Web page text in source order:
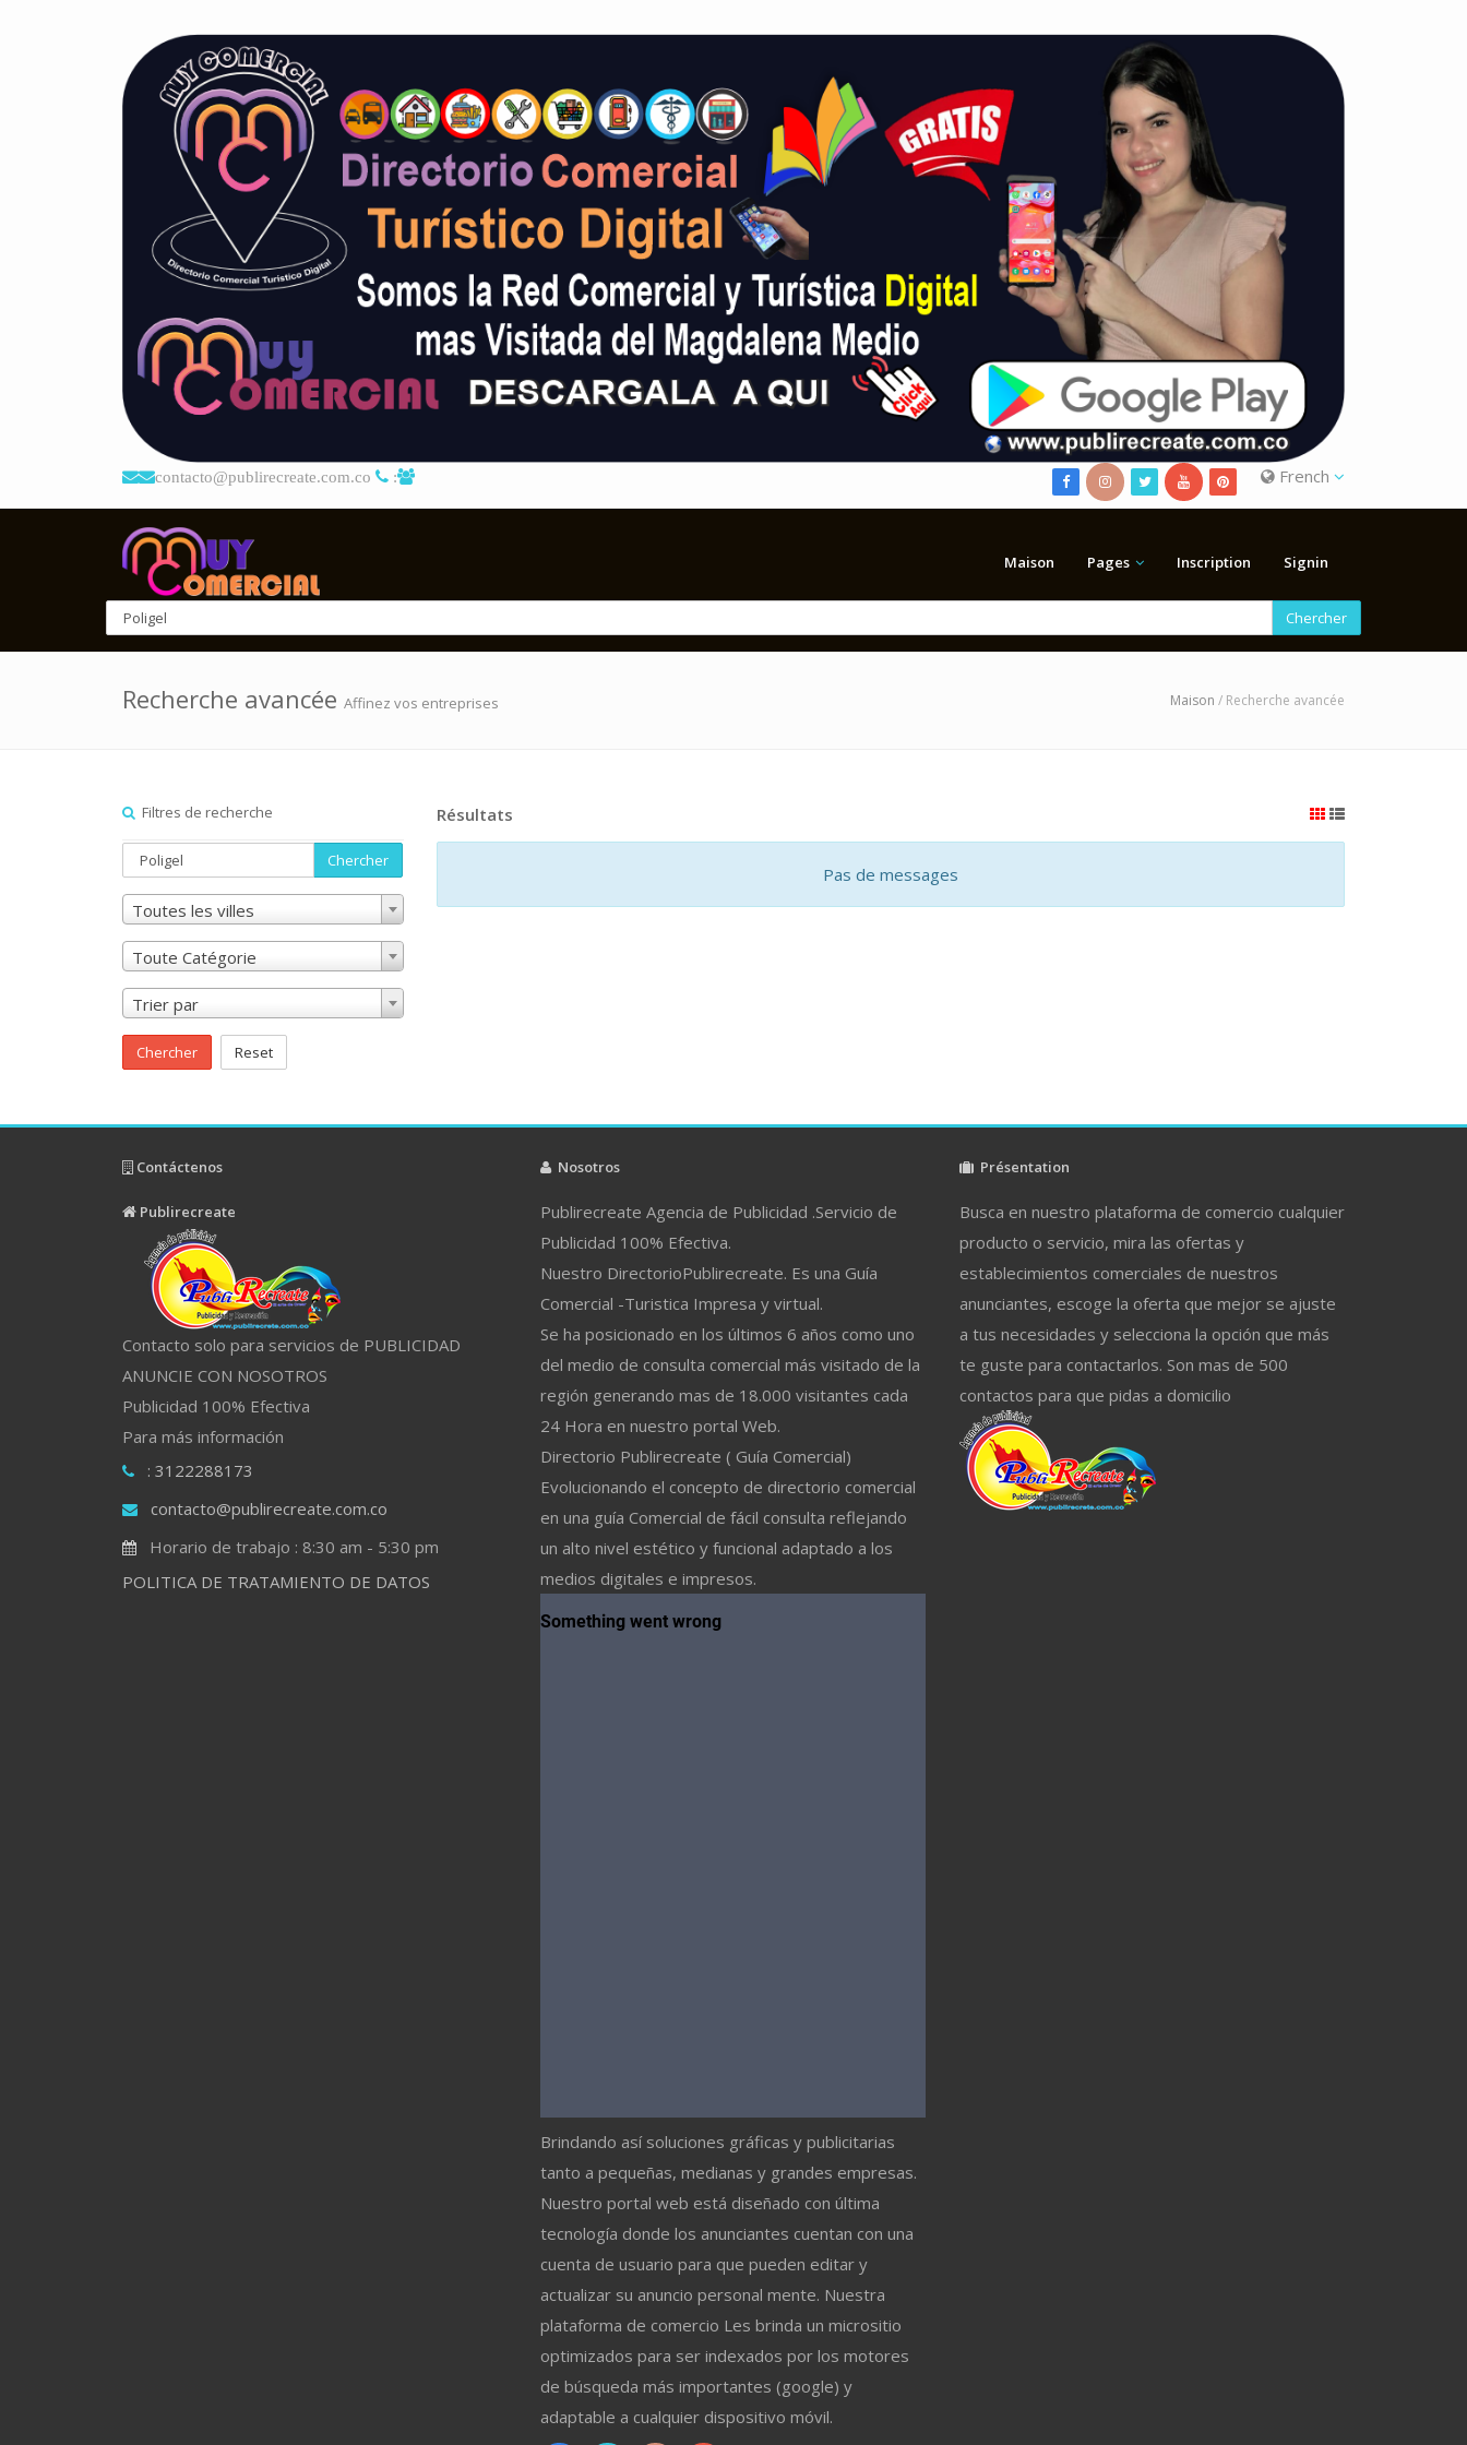
contacto@publirecreate.com.co : French
Maison Pages Inscription Signin
Chercher
Recherche avancée Affinez vos entreprises Maison / Recherche avancée
Filtres de recherche
Chercher
Toutes les villes
Toute Catégorie
Trier par
Chercher Reset
Résultats
Pas de messages
Contáctenos
Publirecreate
Contacto solo para servicios de PUBLICIDAD
ANUNCIE CON NOSOTROS
Publicidad 100% Efectiva
Para más información
: 3122288173
contacto@publirecreate.com.co
Horario de trabajo : 8:30 am - 5:30 pm
POLITICA DE TRATAMIENTO DE DATOS
Nosotros
Publirecreate Agencia de Publicidad .Servicio de
Publicidad 100% Efectiva.
Nuestro DirectorioPublirecreate. Es una Guía
Comercial -Turistica Impresa y virtual.
Se ha posicionado en los últimos 6 años como uno
del medio de consulta comercial más visitado de la
región generando mas de 18.000 visitantes cada
24 Hora en nuestro portal Web.
Directorio Publirecreate ( Guía Comercial)
Evolucionando el concepto de directorio comercial
en una guía Comercial de fácil consulta reflejando
un alto nivel estético y funcional adaptado a los
medios digitales e impresos.
Brindando así soluciones gráficas y publicitarias
tanto a pequeñas, medianas y grandes empresas.
Nuestro portal web está diseñado con última
tecnología donde los anunciantes cuentan con una
cuenta de usuario para que pueden editar y
actualizar su anuncio personal mente. Nuestra
plataforma de comercio Les brinda un micrositio
optimizados para ser indexados por los motores
de búsqueda más importantes (google) y
adaptable a cualquier dispositivo móvil.
Présentation
Busca en nuestro plataforma de comercio cualquier
producto o servicio, mira las ofertas y
establecimientos comerciales de nuestros
anunciantes, escoge la oferta que mejor se ajuste
a tus necesidades y selecciona la opción que más
te guste para contactarlos. Son mas de 500
contactos para que pidas a domicilio